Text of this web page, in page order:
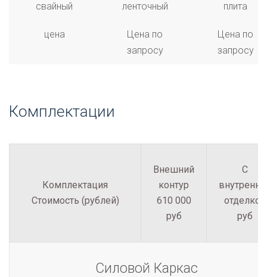
свайный
ленточный
плита
цена
Цена по
запросу
Цена по
запросу
Комплектации
Комплектация
Стоимость (рублей)
Внешний
контур
610 000
руб
С
отделкой
руб
Силовой Каркас